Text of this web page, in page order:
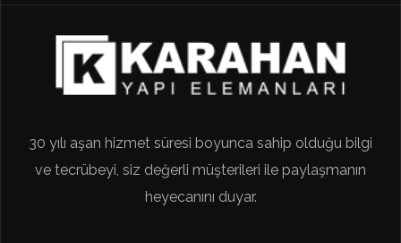
30 yılı aşan hizmet süresi boyunca sahip olduğu bilgi
ve tecrübeyi, siz değerli müşterileri ile paylaşmanın
heyecanını duyar.